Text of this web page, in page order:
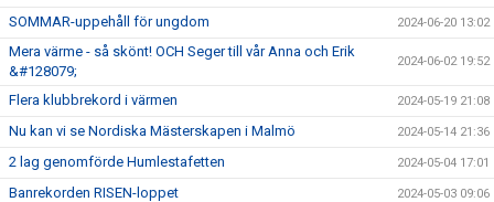
SOMMAR-uppehåll för ungdom 2024-06-20 13:02
Mera värme - så skönt! OCH Seger till vår Anna och Erik
&#128079;
2024-06-02 19:52
Flera klubbrekord i värmen 2024-05-19 21:08
Nu kan vi se Nordiska Mästerskapen i Malmö 2024-05-14 21:36
2 lag genomförde Humlestafetten 2024-05-04 17:01
Banrekorden RISEN-loppet 2024-05-03 09:06